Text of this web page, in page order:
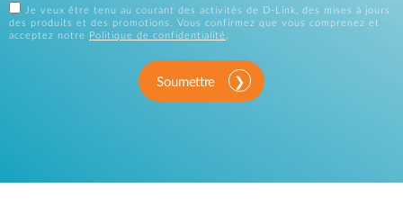
Je veux être tenu au courant des activités de D-Link, des mises à jours
des produits et des promotions. Vous confirmez que vous comprenez et
acceptez notre
Politique de confidentialité.
Soumettre